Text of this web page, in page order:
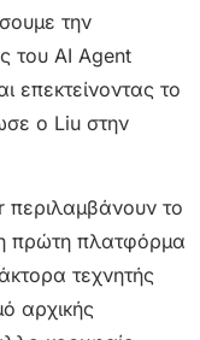
την
του AI Agent
επεκτείνοντας το
ο Liu στην
περιλαμβάνουν το
πρώτη πλατφόρμα
τεχνητής
αρχικής